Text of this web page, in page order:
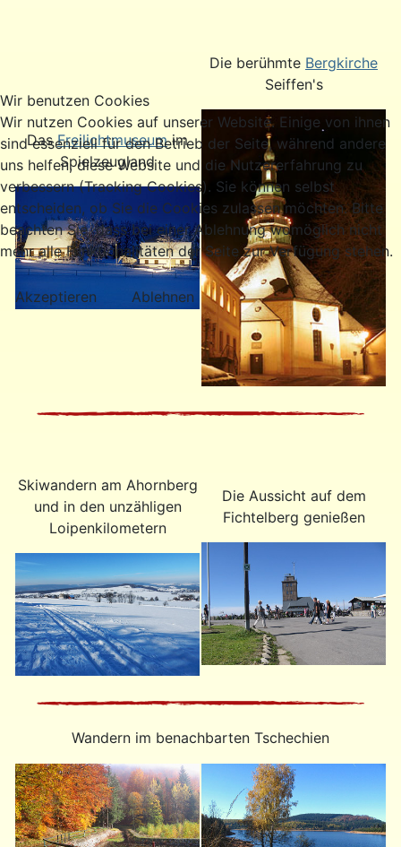
DasFreilichtmuseumim
Spielzeugland
Die berühmte Bergkirche
Seiffen's
Skiwandern am Ahornberg
und in den unzähligen
Loipenkilometern
Die Aussicht auf dem
Fichtelberg genießen
Wandern im benachbarten Tschechien
Wir benutzen Cookies
Wir nutzen Cookies auf unserer Website. Einige von ihnen
sind essenziell für den Betrieb der Seite, während andere
uns helfen, diese Website und die Nutzererfahrung zu
verbessern (Tracking Cookies). Sie können selbst
entscheiden, ob Sie die Cookies zulassen möchten. Bitte
beachten Sie, dass bei einer Ablehnung womöglich nicht
mehr alle Funktionalitäten der Seite zur Verfügung stehen.
Akzeptieren Ablehnen